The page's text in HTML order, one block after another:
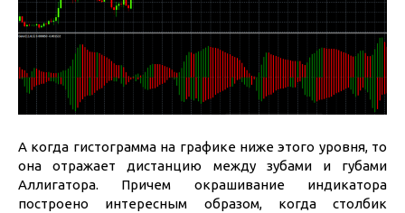
А когда гистограмма на графике ниже этого уровня, то
она отражает дистанцию между зубами и губами
Аллигатора. Причем окрашивание индикатора
построено интересным образом, когда столбик